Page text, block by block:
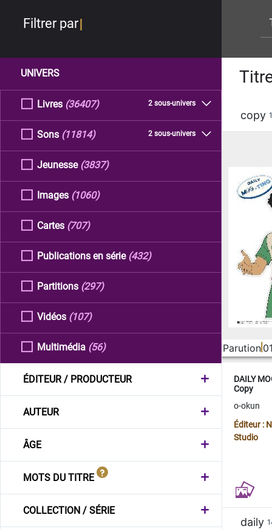
Filtrer par
UNIVERS
Livres 2 sous-univers
(36407)
Sons 2 sous-univers
(11814)
Jeunesse (3837)
Images (1060)
Cartes (707)
Publications en série (432)
Partitions (297)
Vidéos (107)
Multimédia (56)
ÉDITEUR / PRODUCTEUR
AUTEUR
ÂGE
MOTS DU TITRE
COLLECTION / SÉRIE
copy
Parution
DAILY
Copy
o-okun
Éditeur :
Studio
daily